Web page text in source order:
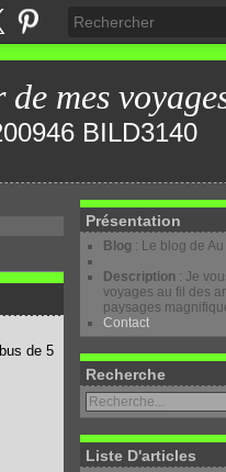
mes
de 5
Présentation
Blog : Le blog de
Description : Je
voyages au fil des
paysages
Contact
Recherche
Liste D'articles